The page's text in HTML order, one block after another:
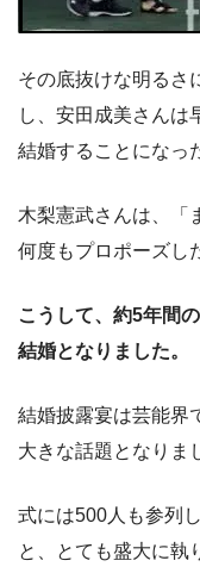
その底抜けな明るさ
し、安田成美さんは
結婚することになっ
木梨憲武さんは、「
何度もプロポーズし
こうして、約5年間
結婚となりました。
結婚披露宴は芸能界
大きな話題となりま
式には500人も参列
と、とても盛大に執